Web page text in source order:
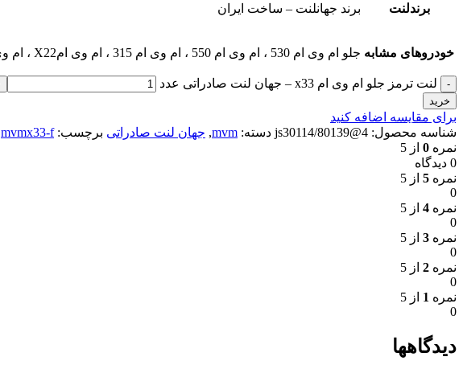
برندلنت برند جهانلنت – ساخت ایران
خودروهای مشابه جلو ام وی ام 530 ، ام وی ام 550 ، ام وی ام 315 ، ام وی امX22 ، ام وی ام X33 ، لیفان X60 ، آریزو 5 ، چری کویین ویانا
لنت ترمز جلو ام وی ام x33 – جهان لنت صادراتی عدد
خرید
برای مقایسه اضافه کنید
شناسه محصول: 4@80139/js30114 دسته: mvm
, جهان لنت صادراتی برچسب: mvmx33-f
نمره 0 از 5
0 دیدگاه
نمره 5 از 5
0
نمره 4 از 5
0
نمره 3 از 5
0
نمره 2 از 5
0
نمره 1 از 5
0
دیدگاهها